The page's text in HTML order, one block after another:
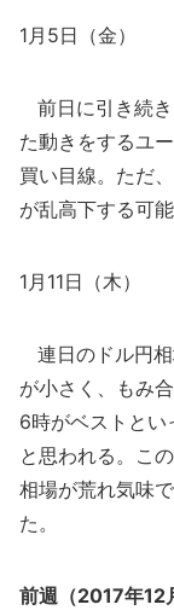
1月5日（金）
前日に引き続
た動きをするユ
買い目線。ただ
が乱高下する可
1月11日（木）
連日のドル円
が小さく、もみ
6時がベストとい
と思われる。こ
相場が荒れ気味
た。
前週（2017年